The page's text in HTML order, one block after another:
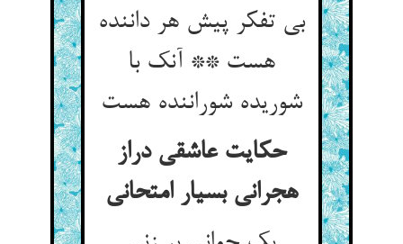
بی تفکر پیش هر داننده
هست ** آنک با
شوریده شوراننده هست
حکایت عاشقی دراز
هجرانی بسیار امتحانی